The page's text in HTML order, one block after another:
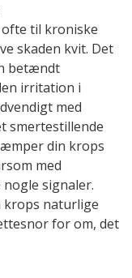
til kroniske
skaden kvit. Det
betændt
irritation i
med
smertestillende
din krops
med
signaler.
naturlige
for om, det